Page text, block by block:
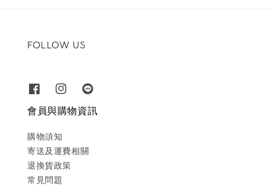
FOLLOW US
會員與購物資訊
購物須知
寄送及運費相關
退換貨政策
常見問題